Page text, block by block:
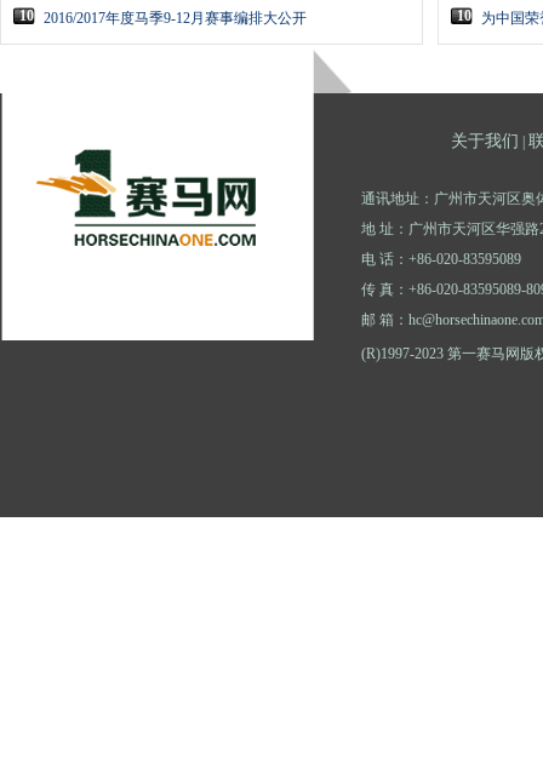
10 2016/2017年度马季9-12月赛事编排大公开
10
为中国荣
关于我们
通讯地址：广州市天河区奥
地 址：广州市天河区华强路
电 话：+86-020-83595089
传 真：+86-020-83595089-
邮 箱：
(R)1997-2023 第一赛马网版